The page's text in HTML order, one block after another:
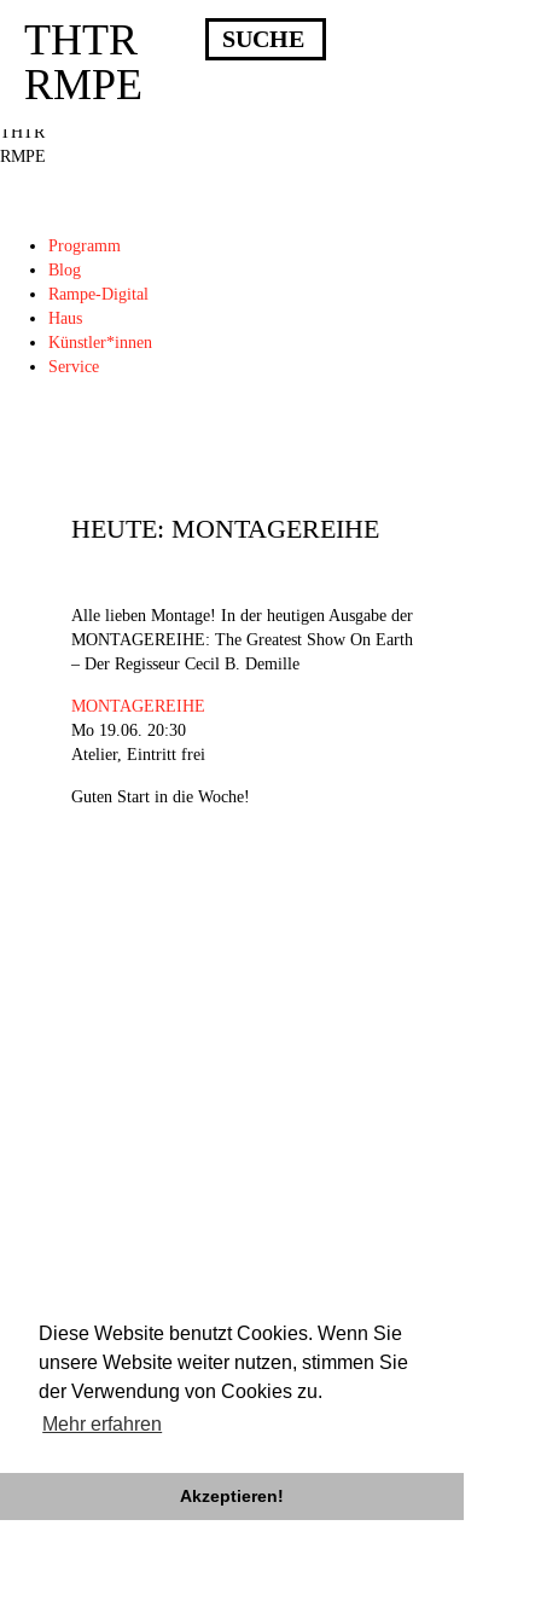
Diese Website benutzt Cookies. Wenn Sie
unsere Website weiter nutzen, stimmen Sie
der Verwendung von Cookies zu.
Mehr erfahren
Akzeptieren!
Deprecated : Die Funktion post_permalink ist seit Version 4.4.0 veraltet!
Verwende stattdessen get_permalink(). in
/homepages/10/d43051023/htdocs/wordpress/wp-includes/functions.php
THTR
RMPE
Programm
Blog
Rampe-Digital
Haus
Künstler*innen
Service
THTR
RMPE
HEUTE: MONTAGEREIHE
Alle lieben Montage! In der heutigen Ausgabe der
MONTAGEREIHE: The Greatest Show On Earth
– Der Regisseur Cecil B. Demille
MONTAGEREIHE
Mo 19.06. 20:30
Atelier, Eintritt frei
Guten Start in die Woche!